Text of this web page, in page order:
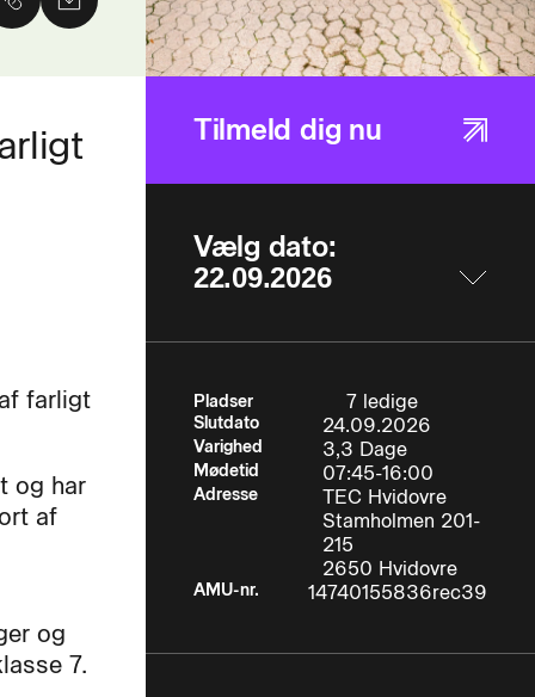
farligt
og har
af
og
7.
Tilmeld dig nu
Vælg dato:
Pladser 7 ledige
Slutdato 24.09.2026
Varighed 3,3 Dage
Mødetid 07:45-16:00
Adresse
TEC Hvidovre
Stamholmen 201-
215
2650 Hvidovre
AMU-nr. 14740155836rec39